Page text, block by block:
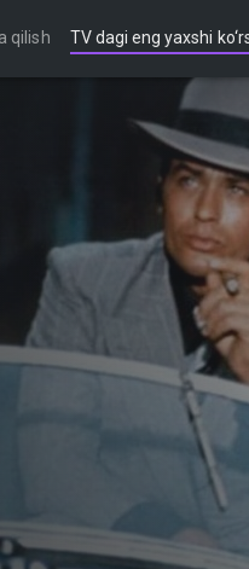
qilish TV dagi eng yaxshi